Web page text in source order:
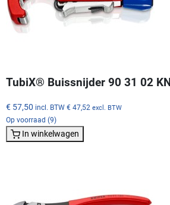
TubiX® Buissnijder 90 31 02
€ 57,50 incl. BTW € 47,52 excl. BTW
Op voorraad (9)
In winkelwagen